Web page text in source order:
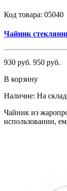
Код товара: 05040
Чайник
930 руб. 950 руб.
В корзину
Наличие: На
Чайник из
использовании,